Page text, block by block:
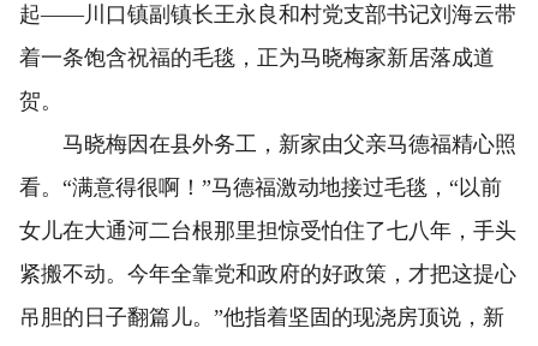
起——川口镇副镇长王永良和村党支部书记刘海云带
着一条饱含祝福的毛毯，正为马晓梅家新居落成道
贺。
马晓梅因在县外务工，新家由父亲马德福精心照
看。“满意得很啊！”马德福激动地接过毛毯，“以前
女儿在大通河二台根那里担惊受怕住了七八年，手头
紧搬不动。今年全靠党和政府的好政策，才把这提心
吊胆的日子翻篇儿。”他指着坚固的现浇房顶说，新